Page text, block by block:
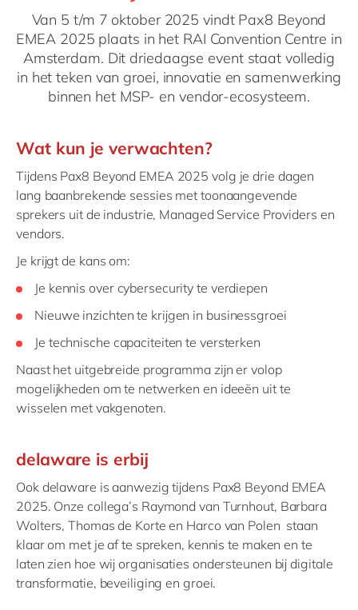
Singapore
en
Switzerland
UK & Ireland
Van 5 t/m 7 oktober 2025 vindt Pax8 Beyond
EMEA 2025 plaats in het RAI Convention Centre in
Amsterdam. Dit driedaagse event staat volledig
in het teken van groei, innovatie en samenwerking
binnen het MSP- en vendor-ecosysteem.
Wat kun je verwachten?
Tijdens Pax8 Beyond EMEA 2025 volg je drie dagen
lang baanbrekende sessies met toonaangevende
sprekers uit de industrie, Managed Service Providers en
vendors.
Je krijgt de kans om:
Je kennis over cybersecurity te verdiepen
Nieuwe inzichten te krijgen in businessgroei
Je technische capaciteiten te versterken
Naast het uitgebreide programma zijn er volop
mogelijkheden om te netwerken en ideeën uit te
wisselen met vakgenoten.
delaware is erbij
Ook delaware is aanwezig tijdens Pax8 Beyond EMEA
2025. Onze collega’s Raymond van Turnhout, Barbara
Wolters, Thomas de Korte en Harco van Polen staan
klaar om met je af te spreken, kennis te maken en te
laten zien hoe wij organisaties ondersteunen bij digitale
transformatie, beveiliging en groei.